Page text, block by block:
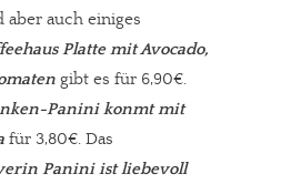
auch einiges
Platte mit Avocado,
gibt es für 6,90€.
Panini konmt mit
für 3,80€. Das
Panini ist liebevoll